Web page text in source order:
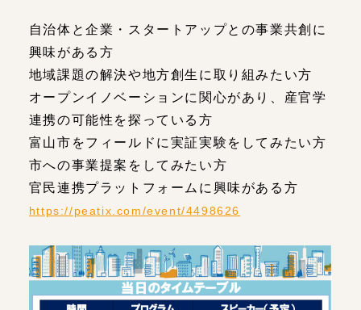
自治体と企業・スタートアップとの事業共創に
興味がある方
地域課題の解決や地方創生に取り組みたい方
オープンイノベーションに関心があり、産官学
連携の可能性を探っている方
富山市をフィールドに実証実験をしてみたい方
市への事業提案をしてみたい方
官民連携プラットフォームに興味がある方
https://peatix.com/event/4498626